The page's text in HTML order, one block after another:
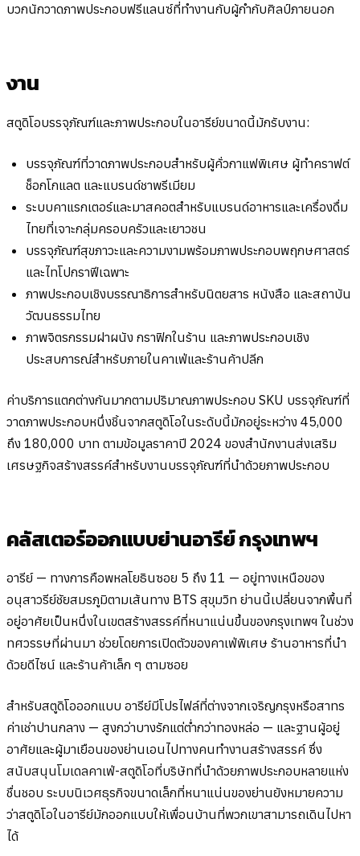
บวกนักวาดภาพประกอบฟรีแลนซ์ที่ทำงานกับผู้กำกับศิลป์ภายนอก
งาน
สตูดิโอบรรจุภัณฑ์และภาพประกอบในอารีย์ขนาดนี้มักรับงาน:
บรรจุภัณฑ์ที่วาดภาพประกอบสำหรับผู้คั่วกาแฟพิเศษ ผู้ทำคราฟต์
ช็อกโกแลต และแบรนด์ชาพรีเมียม
ระบบคาแรกเตอร์และมาสคอตสำหรับแบรนด์อาหารและเครื่องดื่ม
ไทยที่เจาะกลุ่มครอบครัวและเยาวชน
บรรจุภัณฑ์สุขภาวะและความงามพร้อมภาพประกอบพฤกษศาสตร์
และไทโปกราฟีเฉพาะ
ภาพประกอบเชิงบรรณาธิการสำหรับนิตยสาร หนังสือ และสถาบัน
วัฒนธรรมไทย
ภาพจิตรกรรมฝาผนัง กราฟิกในร้าน และภาพประกอบเชิง
ประสบการณ์สำหรับภายในคาเฟ่และร้านค้าปลีก
ค่าบริการแตกต่างกันมากตามปริมาณภาพประกอบ SKU บรรจุภัณฑ์ที่
วาดภาพประกอบหนึ่งชิ้นจากสตูดิโอในระดับนี้มักอยู่ระหว่าง 45,000
ถึง 180,000 บาท ตามข้อมูลราคาปี 2024 ของสำนักงานส่งเสริม
เศรษฐกิจสร้างสรรค์สำหรับงานบรรจุภัณฑ์ที่นำด้วยภาพประกอบ
คลัสเตอร์ออกแบบย่านอารีย์ กรุงเทพฯ
อารีย์ — ทางการคือพหลโยธินซอย 5 ถึง 11 — อยู่ทางเหนือของ
อนุสาวรีย์ชัยสมรภูมิตามเส้นทาง BTS สุขุมวิท ย่านนี้เปลี่ยนจากพื้นที่
อยู่อาศัยเป็นหนึ่งในเขตสร้างสรรค์ที่หนาแน่นขึ้นของกรุงเทพฯ ในช่วง
ทศวรรษที่ผ่านมา ช่วยโดยการเปิดตัวของคาเฟ่พิเศษ ร้านอาหารที่นำ
ด้วยดีไซน์ และร้านค้าเล็ก ๆ ตามซอย
สำหรับสตูดิโอออกแบบ อารีย์มีโปรไฟล์ที่ต่างจากเจริญกรุงหรือสาทร
ค่าเช่าปานกลาง — สูงกว่าบางรักแต่ต่ำกว่าทองหล่อ — และฐานผู้อยู่
อาศัยและผู้มาเยือนของย่านเอนไปทางคนทำงานสร้างสรรค์ ซึ่ง
สนับสนุนโมเดลคาเฟ่-สตูดิโอที่บริษัทที่นำด้วยภาพประกอบหลายแห่ง
ชื่นชอบ ระบบนิเวศธุรกิจขนาดเล็กที่หนาแน่นของย่านยังหมายความ
ว่าสตูดิโอในอารีย์มักออกแบบให้เพื่อนบ้านที่พวกเขาสามารถเดินไปหา
ได้